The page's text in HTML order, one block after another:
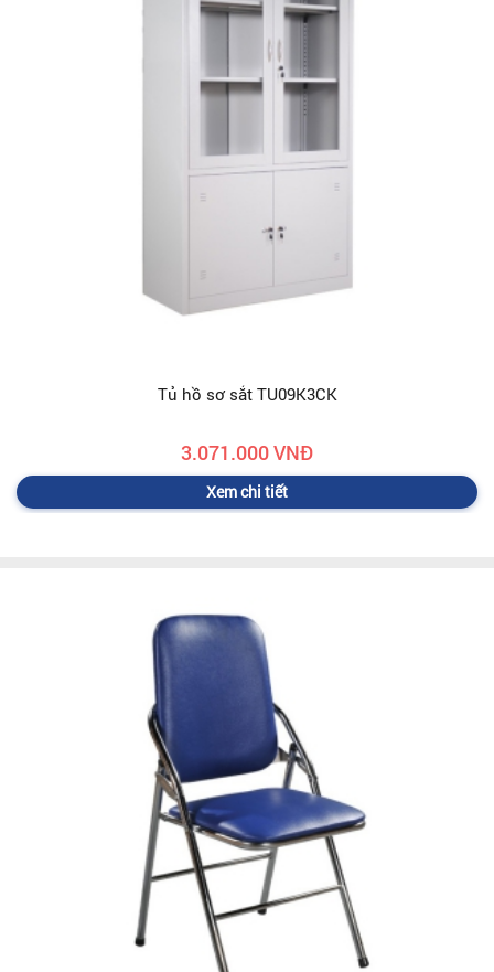
Tủ hồ sơ sắt TU09K3CK
3.071.000 VNĐ
Xem chi tiết